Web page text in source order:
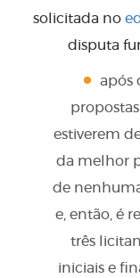
solicitada no
disputa
após
estiverem
da melhor
de
e, então, é
três
iniciais e